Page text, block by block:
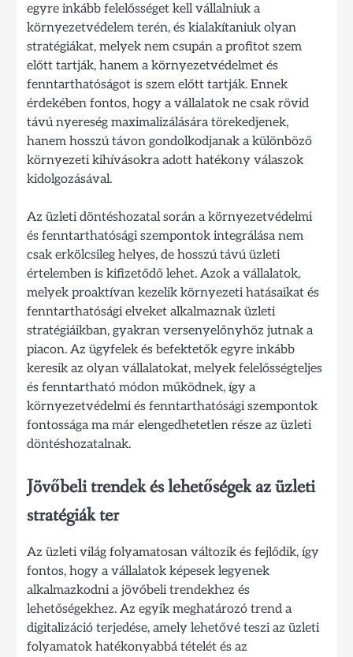
egyre inkább felelősséget kell vállalniuk a
környezetvédelem terén, és kialakítaniuk olyan
stratégiákat, melyek nem csupán a profitot szem
előtt tartják, hanem a környezetvédelmet és
fenntarthatóságot is szem előtt tartják. Ennek
érdekében fontos, hogy a vállalatok ne csak rövid
távú nyereség maximalizálására törekedjenek,
hanem hosszú távon gondolkodjanak a különböző
környezeti kihívásokra adott hatékony válaszok
kidolgozásával.
Az üzleti döntéshozatal során a környezetvédelmi
és fenntarthatósági szempontok integrálása nem
csak erkölcsileg helyes, de hosszú távú üzleti
értelemben is kifizetődő lehet. Azok a vállalatok,
melyek proaktívan kezelik környezeti hatásaikat és
fenntarthatósági elveket alkalmaznak üzleti
stratégiáikban, gyakran versenyelőnyhöz jutnak a
piacon. Az ügyfelek és befektetők egyre inkább
keresik az olyan vállalatokat, melyek felelősségteljes
és fenntartható módon működnek, így a
környezetvédelmi és fenntarthatósági szempontok
fontossága ma már elengedhetetlen része az üzleti
döntéshozatalnak.
Jövőbeli trendek és lehetőségek az üzleti
stratégiák ter
Az üzleti világ folyamatosan változik és fejlődik, így
fontos, hogy a vállalatok képesek legyenek
alkalmazkodni a jövőbeli trendekhez és
lehetőségekhez. Az egyik meghatározó trend a
digitalizáció terjedése, amely lehetővé teszi az üzleti
folyamatok hatékonyabbá tételét és az